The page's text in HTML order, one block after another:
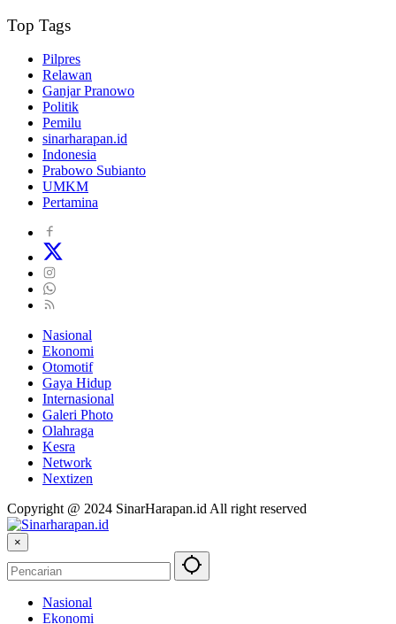
Top Tags
Pilpres
Relawan
Ganjar Pranowo
Politik
Pemilu
sinarharapan.id
Indonesia
Prabowo Subianto
UMKM
Pertamina
Nasional
Ekonomi
Otomotif
Gaya Hidup
Internasional
Galeri Photo
Olahraga
Kesra
Network
Nextizen
Copyright @ 2024 SinarHarapan.id All right reserved
×
Nasional
Ekonomi